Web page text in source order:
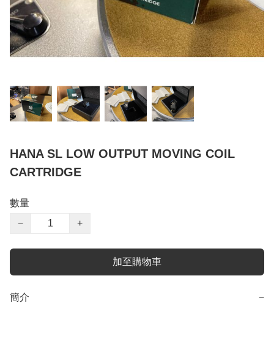
HANA SL LOW OUTPUT MOVING COIL
CARTRIDGE
數量
−
+
加至購物車
簡介 −